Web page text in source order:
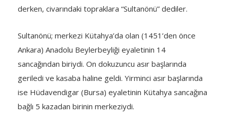
derken, civarındaki topraklara “Sultanönü” dediler.
Sultanönü; merkezi Kütahya’da olan (1451’den önce
Ankara) Anadolu Beylerbeyliği eyaletinin 14
sancağından biriydi. On dokuzuncu asır başlarında
geriledi ve kasaba haline geldi. Yirminci asır başlarında
ise Hüdavendigar (Bursa) eyaletinin Kütahya sancağına
bağlı 5 kazadan birinin merkeziydi.